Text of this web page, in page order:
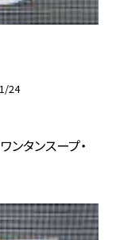
24
ンタンスープ・